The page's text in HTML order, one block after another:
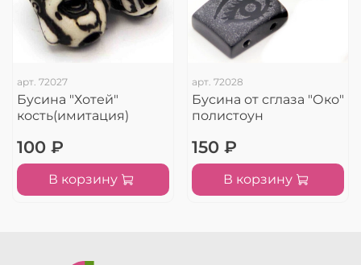
арт. 72027
Бусина "Хотей"
кость(имитация)
100 ₽
В корзину
арт. 72028
Бусина от сглаза "Око"
полистоун
150 ₽
В корзину